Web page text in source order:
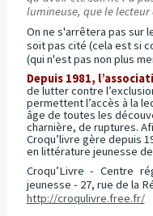
lumineuse, que le
On ne s'arrêtera pas sur
soit pas cité (cela est si
(qui n'est pas non plus
Depuis 1981,
de lutter contre
permettent l’accès à la
âge de toutes les
charnière, de ruptures.
Croqu’livre gère depuis
en littérature jeunesse
Croqu’Livre - Centre
jeunesse - 27, rue de la
http://croqulivre.free.fr/